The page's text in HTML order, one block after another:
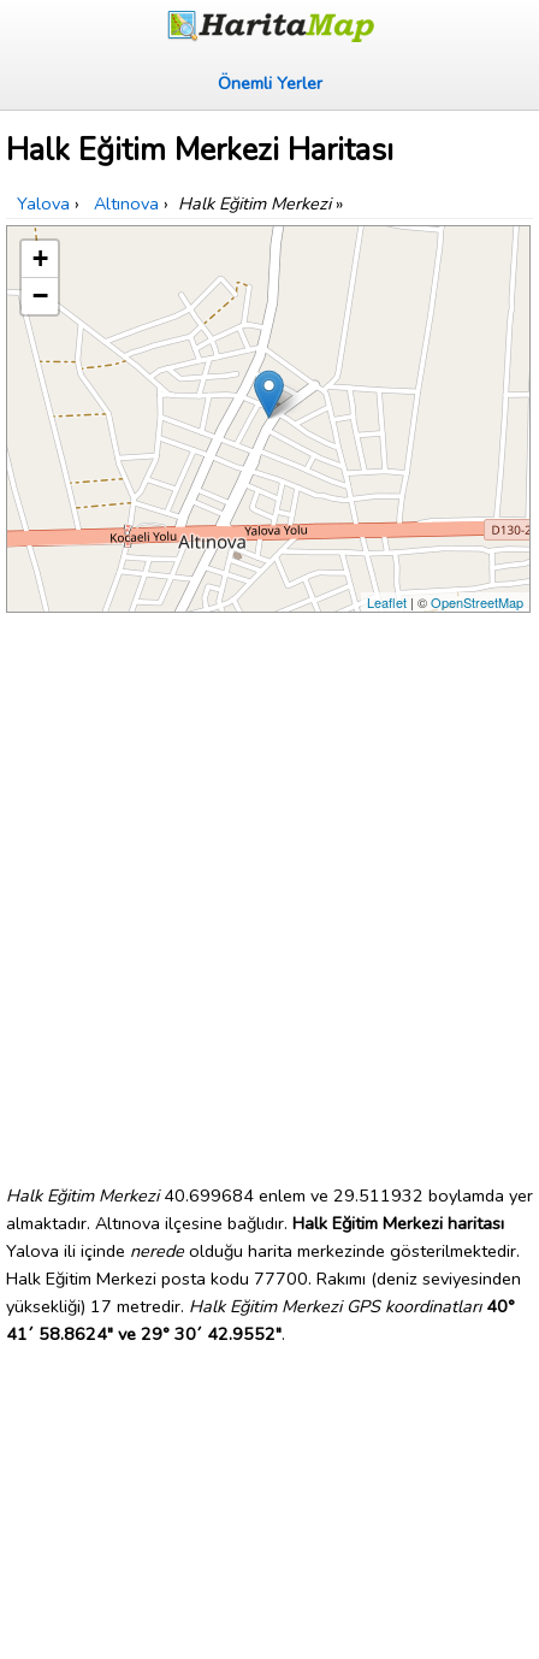
Önemli Yerler
Halk Eğitim Merkezi Haritası
Yalova › Altınova › Halk Eğitim Merkezi»
+
−
Leaflet| ©OpenStreetMap
Halk Eğitim Merkezi40.699684 enlem ve 29.511932 boylamda yer
almaktadır. Altınova ilçesine bağlıdır. Halk Eğitim Merkezi haritası
Yalova ili içinde nerede olduğu harita merkezinde gösterilmektedir.
Halk Eğitim Merkezi posta kodu 77700. Rakımı (deniz seviyesinden
yüksekliği) 17 metredir. Halk Eğitim Merkezi GPS koordinatları 40°
41´ 58.8624" ve 29° 30´ 42.9552".